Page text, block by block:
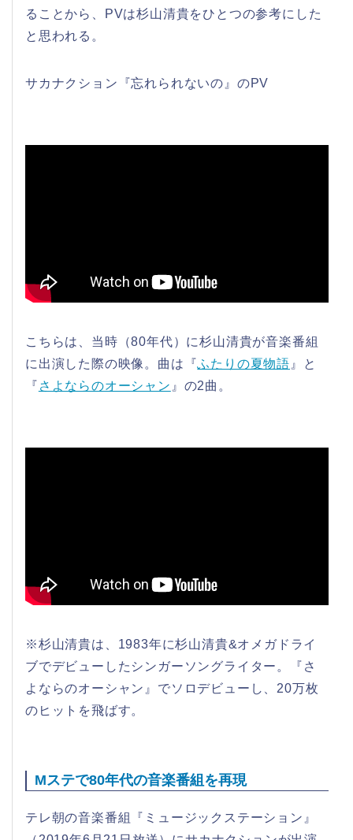
ることから、PVは杉山清貴をひとつの参考にした
と思われる。
サカナクション『忘れられないの』のPV
こちらは、当時（80年代）に杉山清貴が音楽番組
に出演した際の映像。曲は『ふたりの夏物語 』と
『 さよならのオーシャン 』の2曲。
※杉山清貴は、1983年に杉山清貴&オメガドライ
ブでデビューしたシンガーソングライター。『さ
よならのオーシャン』でソロデビューし、20万枚
のヒットを飛ばす。
Mステで80年代の音楽番組を再現
テレ朝の音楽番組『ミュージックステーション』